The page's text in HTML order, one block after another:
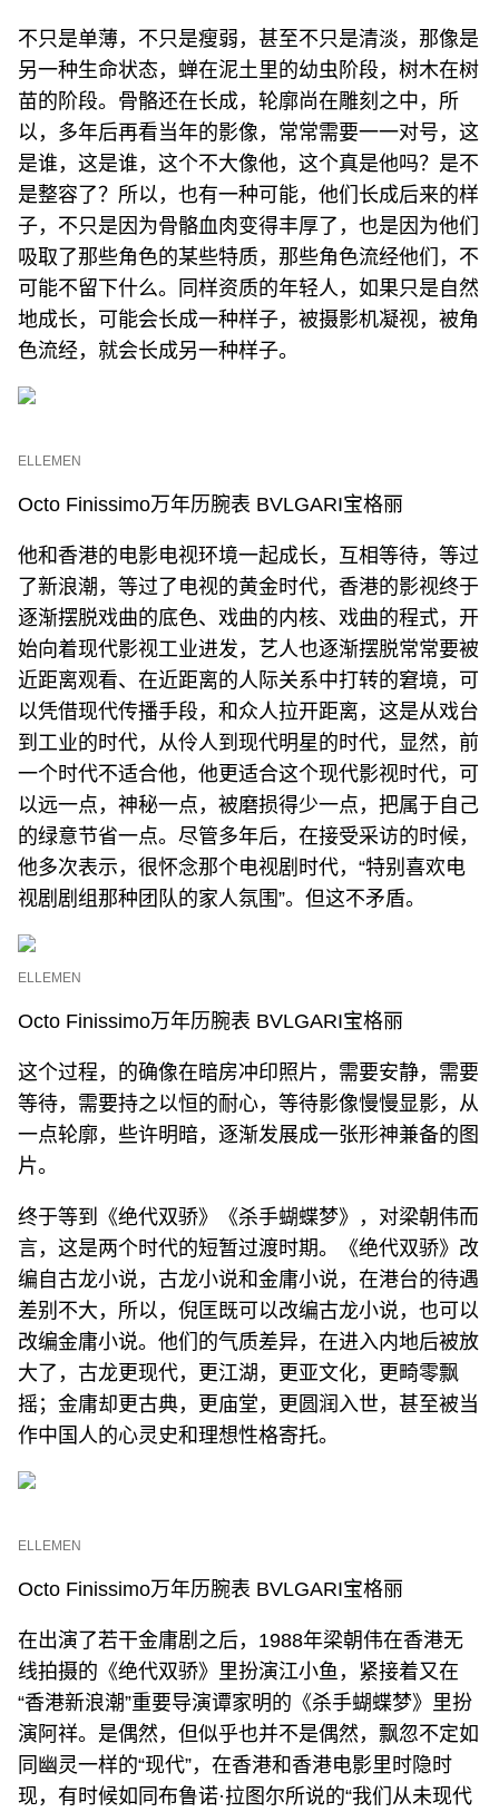
不只是单薄，不只是瘦弱，甚至不只是清淡，那像是
另一种生命状态，蝉在泥土里的幼虫阶段，树木在树
苗的阶段。骨骼还在长成，轮廓尚在雕刻之中，所
以，多年后再看当年的影像，常常需要一一对号，这
是谁，这是谁，这个不大像他，这个真是他吗？是不
是整容了？所以，也有一种可能，他们长成后来的样
子，不只是因为骨骼血肉变得丰厚了，也是因为他们
吸取了那些角色的某些特质，那些角色流经他们，不
可能不留下什么。同样资质的年轻人，如果只是自然
地成长，可能会长成一种样子，被摄影机凝视，被角
色流经，就会长成另一种样子。
ELLEMEN
Octo Finissimo万年历腕表 BVLGARI宝格丽
他和香港的电影电视环境一起成长，互相等待，等过
了新浪潮，等过了电视的黄金时代，香港的影视终于
逐渐摆脱戏曲的底色、戏曲的内核、戏曲的程式，开
始向着现代影视工业进发，艺人也逐渐摆脱常常要被
近距离观看、在近距离的人际关系中打转的窘境，可
以凭借现代传播手段，和众人拉开距离，这是从戏台
到工业的时代，从伶人到现代明星的时代，显然，前
一个时代不适合他，他更适合这个现代影视时代，可
以远一点，神秘一点，被磨损得少一点，把属于自己
的绿意节省一点。尽管多年后，在接受采访的时候，
他多次表示，很怀念那个电视剧时代，“特别喜欢电
视剧剧组那种团队的家人氛围”。但这不矛盾。
ELLEMEN
Octo Finissimo万年历腕表 BVLGARI宝格丽
这个过程，的确像在暗房冲印照片，需要安静，需要
等待，需要持之以恒的耐心，等待影像慢慢显影，从
一点轮廓，些许明暗，逐渐发展成一张形神兼备的图
片。
终于等到《绝代双骄》《杀手蝴蝶梦》，对梁朝伟而
言，这是两个时代的短暂过渡时期。《绝代双骄》改
编自古龙小说，古龙小说和金庸小说，在港台的待遇
差别不大，所以，倪匡既可以改编古龙小说，也可以
改编金庸小说。他们的气质差异，在进入内地后被放
大了，古龙更现代，更江湖，更亚文化，更畸零飘
摇；金庸却更古典，更庙堂，更圆润入世，甚至被当
作中国人的心灵史和理想性格寄托。
ELLEMEN
Octo Finissimo万年历腕表 BVLGARI宝格丽
在出演了若干金庸剧之后，1988年梁朝伟在香港无
线拍摄的《绝代双骄》里扮演江小鱼，紧接着又在
“香港新浪潮”重要导演谭家明的《杀手蝴蝶梦》里扮
演阿祥。是偶然，但似乎也并不是偶然，飘忽不定如
同幽灵一样的“现代”，在香港和香港电影里时隐时
现，有时候如同布鲁诺·拉图尔所说的“我们从未现代